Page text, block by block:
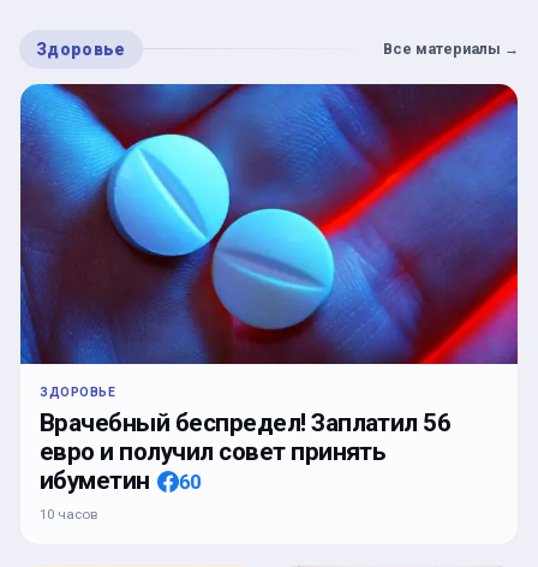
Здоровье Все материалы →
ЗДОРОВЬЕ
Врачебный беспредел! Заплатил 56
евро и получил совет принять
ибуметин
60
10 часов